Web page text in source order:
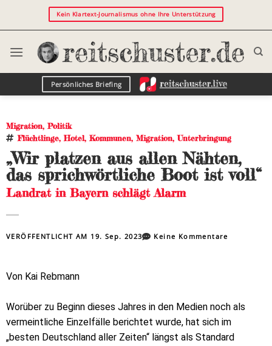
Kein Klartext-Journalismus ohne Ihre Unterstützung
Persönliches Briefing
Migration,Politik
Flüchtlinge,Hotel, Kommunen, Migration,Unterbringung
„Wir platzen aus allen Nähten,
das sprichwörtliche Boot ist voll“
Landrat in Bayern schlägt Alarm
VERÖFFENTLICHT AM 19. Sep. 2023 Keine Kommentare
Von Kai Rebmann
Worüber zu Beginn dieses Jahres in den Medien noch als
vermeintliche Einzelfälle berichtet wurde, hat sich im
„besten Deutschland aller Zeiten“ längst als Standard